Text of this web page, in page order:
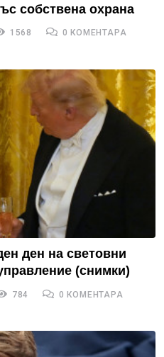
собствена охрана
1568 0 КОМЕНТАРА
ден на световни
(снимки)
784 0 КОМЕНТАРА